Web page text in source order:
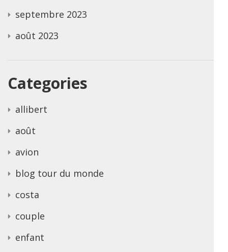
septembre 2023
août 2023
Categories
allibert
août
avion
blog tour du monde
costa
couple
enfant